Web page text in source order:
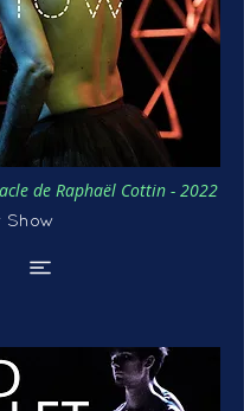
de Raphaël Cottin - 2022
Show